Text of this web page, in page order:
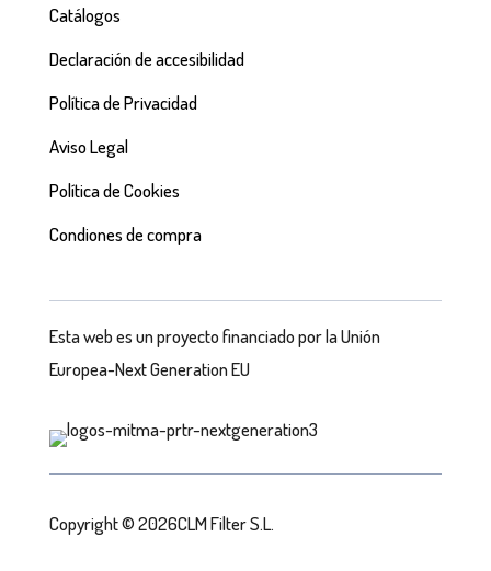
Catálogos
Declaración de accesibilidad
Política de Privacidad
Aviso Legal
Política de Cookies
Condiones de compra
Esta web es un proyecto financiado por la Unión
Europea-Next Generation EU
Copyright © 2026CLM Filter S.L.